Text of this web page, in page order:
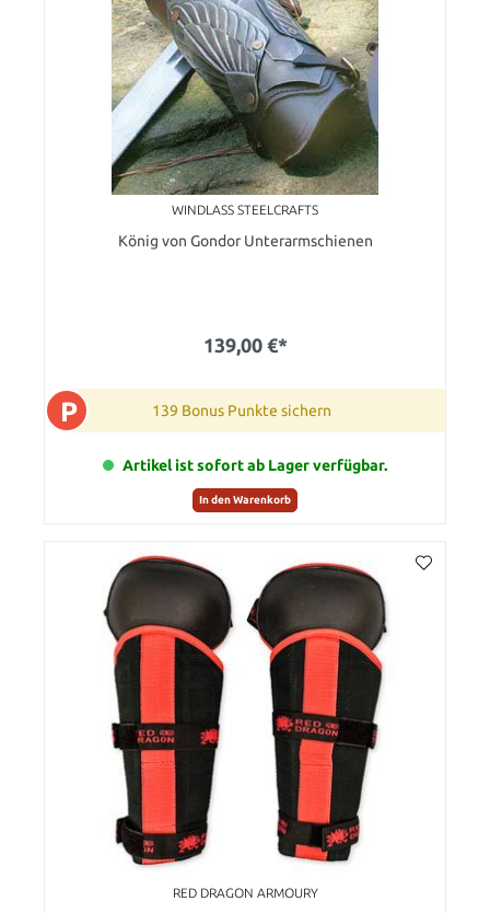
WINDLASS STEELCRAFTS
König von Gondor Unterarmschienen
139,00 €*
P 139 Bonus Punkte sichern
Artikel ist sofort ab Lager verfügbar.
In den Warenkorb
RED DRAGON ARMOURY